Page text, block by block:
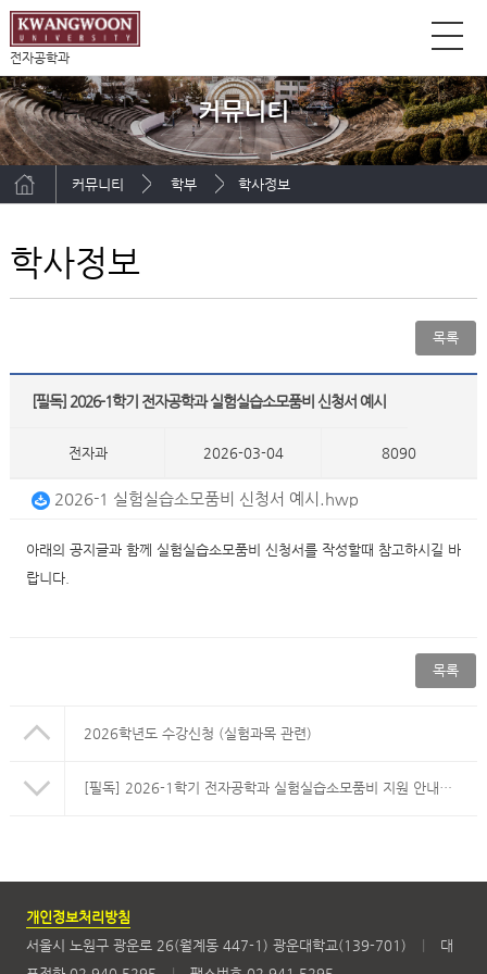
전자공학과
커뮤니티
커뮤니티 학부 학사정보
학사정보
목록
[필독] 2026-1학기 전자공학과 실험실습소모품비 신청서 예시
전자과 2026-03-04 8090
2026-1 실험실습소모품비 신청서 예시.hwp
아래의 공지글과 함께 실험실습소모품비 신청서를 작성할때 참고하시길 바
랍니다.
목록
2026학년도 수강신청 (실험과목 관련)
[필독] 2026-1학기 전자공학과 실험실습소모품비 지원 안내 (상한금액 초과 금지, 개인카드 결제 금지)
개인정보처리방침
서울시 노원구 광운로 26(월계동 447-1) 광운대학교(139-701)
대